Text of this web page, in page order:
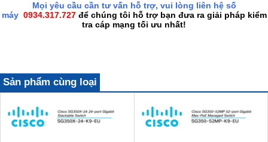
Mọi yêu cầu cần tư vấn hỗ trợ, vui lòng liên hệ số
máy 0934.317.727để chúng tôi hỗ trợ bạn đưa ra giải pháp kiểm
tra cáp mạng tối ưu nhất!
Sản phẩm cùng loại